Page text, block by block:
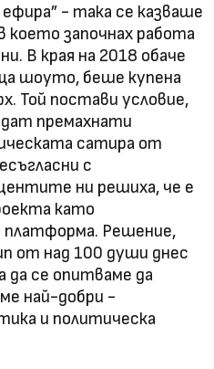
- така се казваше
започнах работа
В края на 2018 обаче
шоуто, беше купена
Той постави условие,
премахнати
сатира от
с
ни решиха, че е
като
платформа. Решение,
от над 100 души днес
да се опитваме да
най-добри -
и политическа